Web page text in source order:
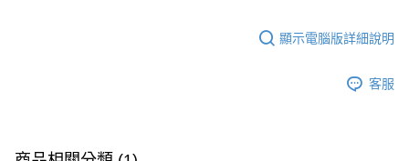
顯示電腦版詳細說明
客服